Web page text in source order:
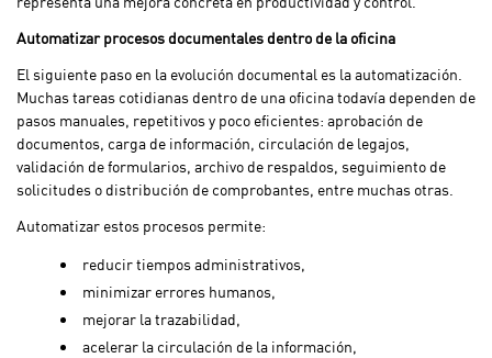
Automatizar procesos documentales dentro de la oficina
El siguiente paso en la evolución documental es la automatización.
Muchas tareas cotidianas dentro de una oficina todavía dependen de
pasos manuales, repetitivos y poco eficientes: aprobación de
documentos, carga de información, circulación de legajos,
validación de formularios, archivo de respaldos, seguimiento de
solicitudes o distribución de comprobantes, entre muchas otras.
Automatizar estos procesos permite:
reducir tiempos administrativos,
minimizar errores humanos,
mejorar la trazabilidad,
acelerar la circulación de la información,